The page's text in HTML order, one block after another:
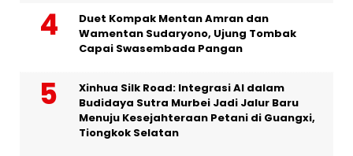
Duet Kompak Mentan Amran dan
Wamentan Sudaryono, Ujung Tombak
Capai Swasembada Pangan
Xinhua Silk Road: Integrasi AI dalam
Budidaya Sutra Murbei Jadi Jalur Baru
Menuju Kesejahteraan Petani di Guangxi,
Tiongkok Selatan